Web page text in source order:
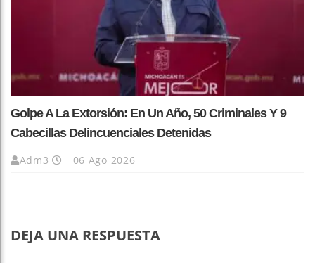
Golpe A La Extorsión: En Un Año, 50 Criminales Y 9
Cabecillas Delincuenciales Detenidas
Adm3 06 Ago 2026
DEJA UNA RESPUESTA